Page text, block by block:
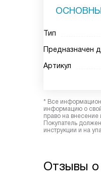
Тип
Предназначен
Артикул
* Все
информацию о
право на
Покупатель
инструкции и на
Отзывы о